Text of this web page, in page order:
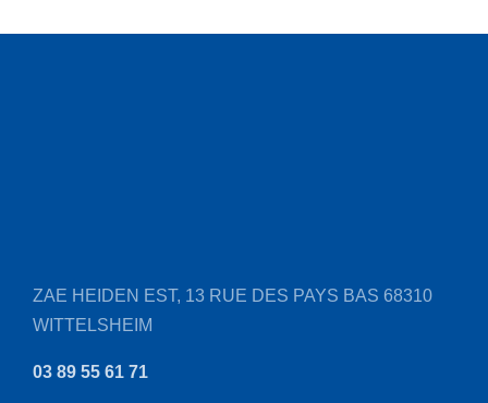
ZAE HEIDEN EST, 13 RUE DES PAYS BAS 68310
WITTELSHEIM
03 89 55 61 71